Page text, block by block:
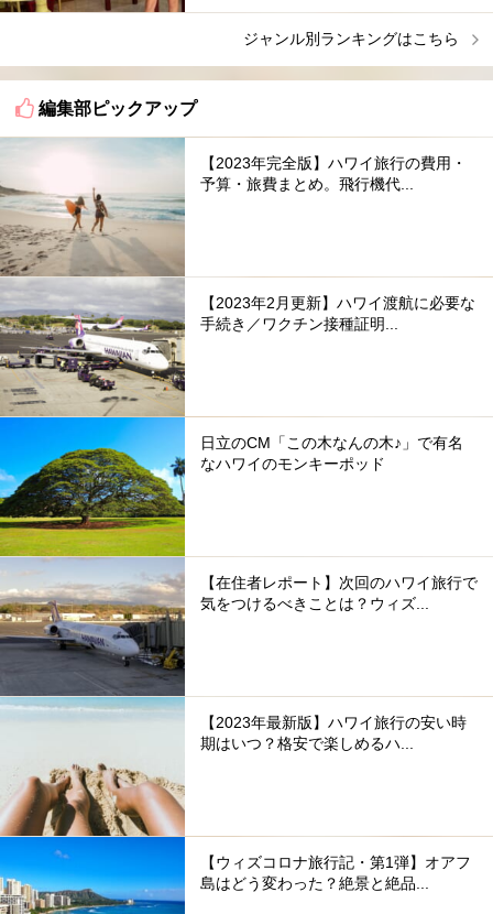
ジャンル別ランキングはこちら
編集部ピックアップ
【2023年完全版】ハワイ旅行の費用・
予算・旅費まとめ。飛行機代...
【2023年2月更新】ハワイ渡航に必要な
手続き／ワクチン接種証明...
日立のCM「この木なんの木♪」で有名
なハワイのモンキーポッド
【在住者レポート】次回のハワイ旅行で
気をつけるべきことは？ウィズ...
【2023年最新版】ハワイ旅行の安い時
期はいつ？格安で楽しめるハ...
【ウィズコロナ旅行記・第1弾】オアフ
島はどう変わった？絶景と絶品...